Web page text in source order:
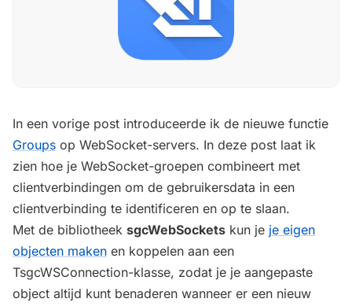
In een vorige post introduceerde ik de nieuwe functie
Groups op WebSocket-servers. In deze post laat ik
zien hoe je WebSocket-groepen combineert met
clientverbindingen om de gebruikersdata in een
clientverbinding te identificeren en op te slaan.
Met de bibliotheek sgcWebSockets kun je je eigen
objecten maken en koppelen aan een
TsgcWSConnection-klasse, zodat je je aangepaste
object altijd kunt benaderen wanneer er een nieuw